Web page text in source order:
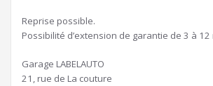
Reprise possible.
Possibilité d’extension de garantie de 3 à 12
Garage LABELAUTO
21, rue de La couture